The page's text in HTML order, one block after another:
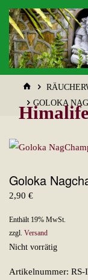
Zum
Inhalt
springen
START
GOLOKA
Goloka
2,90€
Enthält 19% MwSt.
zzgl.Versand
Nicht vorrätig
Artikelnummer:RS-